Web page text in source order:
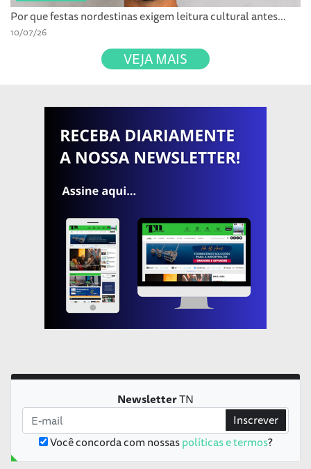
Por que festas nordestinas exigem leitura cultural antes...
10/07/26
VEJA MAIS
NewsletterTN
Você concorda com nossaspolíticas e termos?
Inscrever